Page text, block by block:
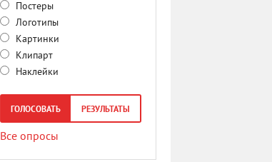
Постеры
Логотипы
Картинки
Клипарт
Наклейки
ГОЛОСОВАТЬ РЕЗУЛЬТАТЫ
Все опросы